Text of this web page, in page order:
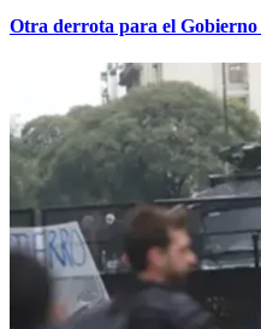
Otra derrota para el Gobierno